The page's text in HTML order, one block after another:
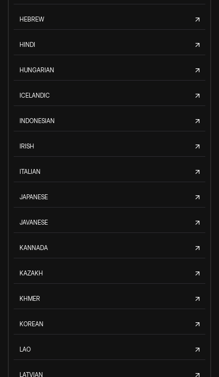
HEBREW
HINDI
HUNGARIAN
ICELANDIC
INDONESIAN
IRISH
ITALIAN
JAPANESE
JAVANESE
KANNADA
KAZAKH
KHMER
KOREAN
LAO
LATVIAN